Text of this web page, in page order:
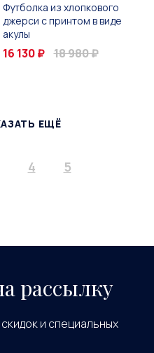
Футболка из хлопкового
джерси с принтом в виде
акулы
16 130 ₽ 18 980 ₽
ЕЩЁ
4 5
рассылку
и специальных